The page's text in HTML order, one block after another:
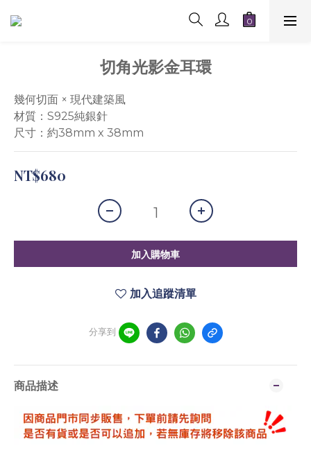
切角光影金耳環
幾何切面 × 現代建築風
材質：S925純銀針
尺寸：約38mm x 38mm
NT$680
加入購物車
加入追蹤清單
分享到
商品描述